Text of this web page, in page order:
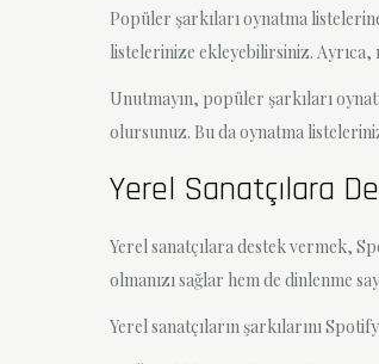
Popüler şarkıları oynatma
listelerinize ekleyebilirsiniz.
Unutmayın, popüler şarkıları
olursunuz. Bu da oynatma
Yerel Sanatçılara
Yerel sanatçılara destek vermek,
olmanızı sağlar hem de dinlenme
Yerel sanatçıların şarkılarını